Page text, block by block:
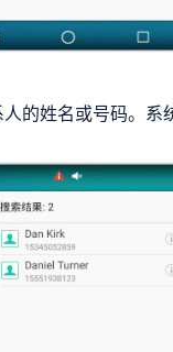
的姓名或号码。系